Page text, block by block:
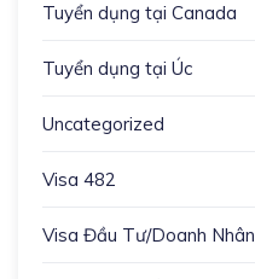
Tuyển dụng tại Canada
Tuyển dụng tại Úc
Uncategorized
Visa 482
Visa Đầu Tư/Doanh Nhân